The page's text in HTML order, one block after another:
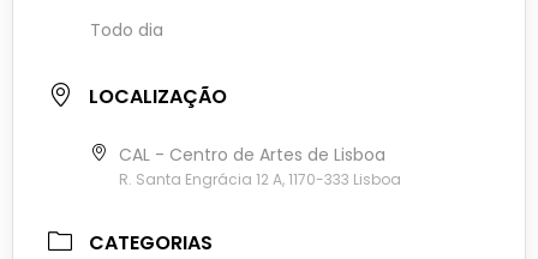
Todo dia
LOCALIZAÇÃO
CAL - Centro de Artes de Lisboa
R. Santa Engrácia 12 A, 1170-333 Lisboa
CATEGORIAS